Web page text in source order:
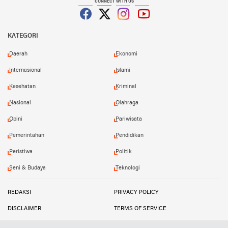
CONNECT WITH US
KATEGORI
Daerah Ekonomi
Internasional Islami
Kesehatan Kriminal
Nasional Olahraga
Opini Pariwisata
Pemerintahan Pendidikan
Peristiwa Politik
Seni & Budaya Teknologi
REDAKSI PRIVACY POLICY
DISCLAIMER TERMS OF SERVICE